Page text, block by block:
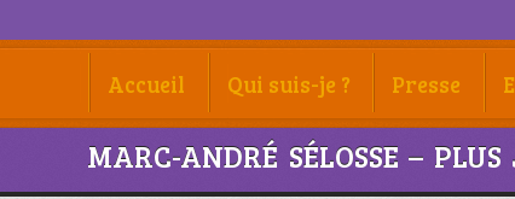
Accueil Qui suis-je ? Presse
MARC-ANDRÉ SÉLOSSE –